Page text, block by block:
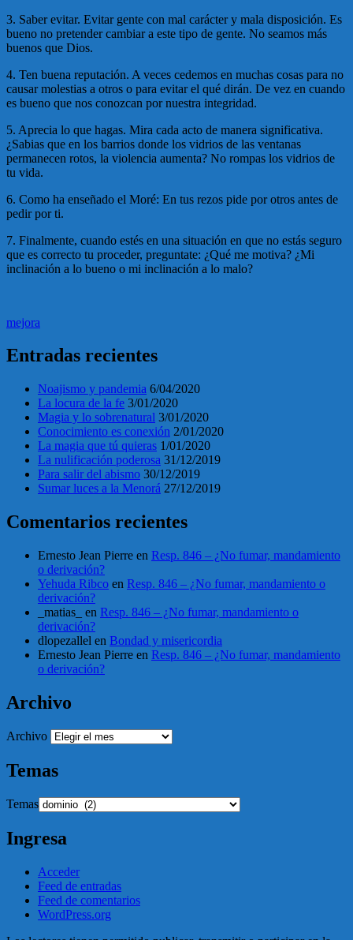
3. Saber evitar. Evitar gente con mal carácter y mala disposición. Es
bueno no pretender cambiar a este tipo de gente. No seamos más
buenos que Dios.
4. Ten buena reputación. A veces cedemos en muchas cosas para no
causar molestias a otros o para evitar el qué dirán. De vez en cuando
es bueno que nos conozcan por nuestra integridad.
5. Aprecia lo que hagas. Mira cada acto de manera significativa.
¿Sabias que en los barrios donde los vidrios de las ventanas
permanecen rotos, la violencia aumenta? No rompas los vidrios de
tu vida.
6. Como ha enseñado el Moré: En tus rezos pide por otros antes de
pedir por ti.
7. Finalmente, cuando estés en una situación en que no estás seguro
que es correcto tu proceder, preguntate: ¿Qué me motiva? ¿Mi
inclinación a lo bueno o mi inclinación a lo malo?
mejora
Entradas recientes
Noajismo y pandemia 6/04/2020
La locura de la fe 3/01/2020
Magia y lo sobrenatural 3/01/2020
Conocimiento es conexión 2/01/2020
La magia que tú quieras 1/01/2020
La nulificación poderosa 31/12/2019
Para salir del abismo 30/12/2019
Sumar luces a la Menorá 27/12/2019
Comentarios recientes
Ernesto Jean Pierre en Resp. 846 – ¿No fumar, mandamiento
o derivación?
Yehuda Ribco en Resp. 846 – ¿No fumar, mandamiento o
derivación?
_matias_
en Resp. 846 – ¿No fumar, mandamiento o
derivación?
dlopezallel en Bondad y misericordia
Ernesto Jean Pierre en Resp. 846 – ¿No fumar, mandamiento
o derivación?
Archivo
Archivo
Temas
Temas
Ingresa
Acceder
Feed de entradas
Feed de comentarios
WordPress.org